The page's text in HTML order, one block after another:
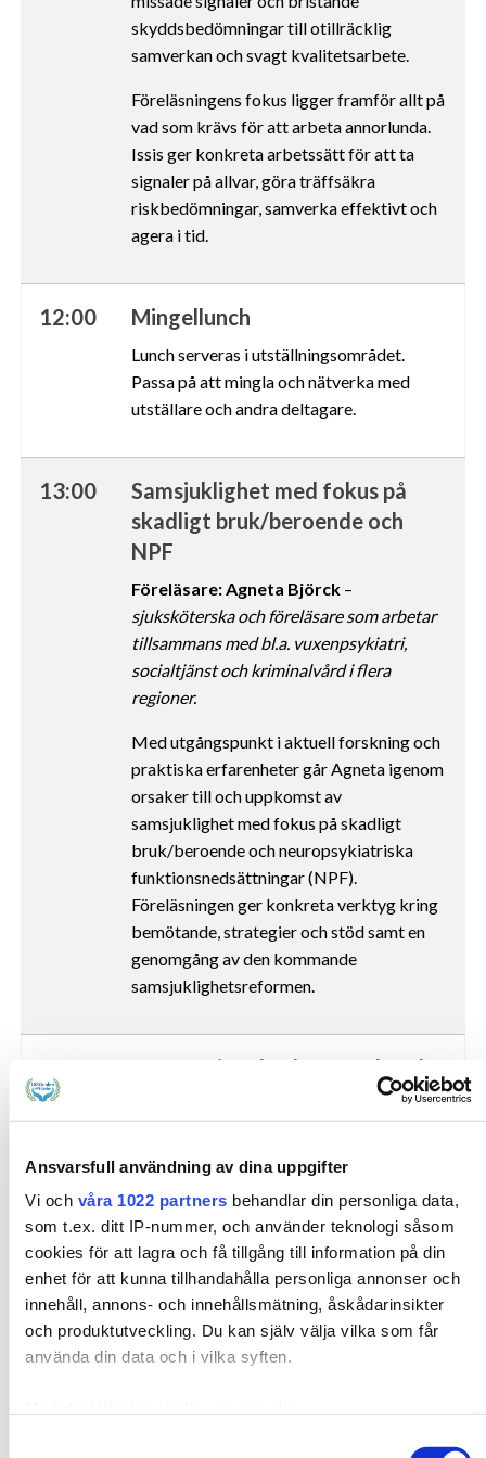
Ansvarsfull användning av dina uppgifter
Vi och våra 1022 partners behandlar din personliga data,
som t.ex. ditt IP-nummer, och använder teknologi såsom
cookies för att lagra och få tillgång till information på din
enhet för att kunna tillhandahålla personliga annonser och
innehåll, annons- och innehållsmätning, åskådarinsikter
och produktutveckling. Du kan själv välja vilka som får
använda din data och i vilka syften.
skyddsbedömningar till otillräcklig
samverkan och svagt kvalitetsarbete.
Föreläsningens fokus ligger framför allt på
vad som krävs för att arbeta annorlunda.
Issis ger konkreta arbetssätt för att ta
signaler på allvar, göra träffsäkra
riskbedömningar, samverka effektivt och
agera i tid.
12:00 Mingellunch
Lunch serveras i utställningsområdet.
Passa på att mingla och nätverka med
utställare och andra deltagare.
13:00
Samsjuklighet med fokus på
skadligt bruk/beroende och
NPF
Föreläsare: Agneta Björck–
sjuksköterska och föreläsare som arbetar
tillsammans med bl.a. vuxenpsykiatri,
socialtjänst och kriminalvård i flera
regioner.
Med utgångspunkt i aktuell forskning och
praktiska erfarenheter går Agneta igenom
orsaker till och uppkomst av
samsjuklighet med fokus på skadligt
bruk/beroende och neuropsykiatriska
funktionsnedsättningar (NPF).
Föreläsningen ger konkreta verktyg kring
bemötande, strategier och stöd samt en
genomgång av den kommande
samsjuklighetsreformen.
Kaffe, mingel och nätverkande
Kaffe serveras i utställningsområdet.
andra deltagare.
14:45 Att leva med samsjuklighet
Föreläsare: Tara Franzén Rojas–
föreläsare medegen erfarenhet av
samsjuklighet.Tarahar kämpat med
psykisk ohälsa, missbruk, ätstörningar och
ADHD, bipolär typ 1, schizoaffektivt